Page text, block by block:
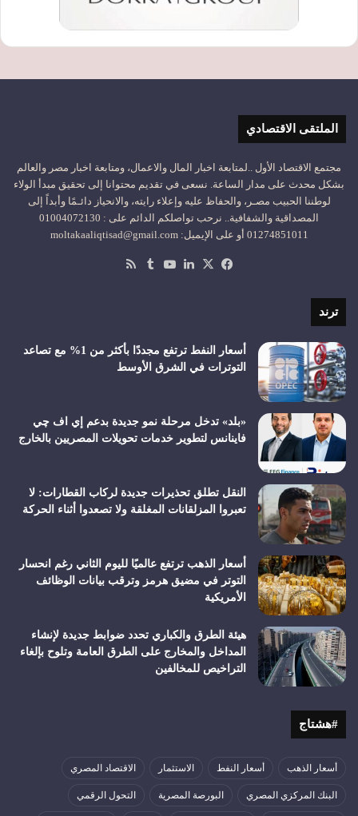
الملتقى الاقتصادي
مجتمع الاقتصاد الأول ..لمتابعة اخبار المال والاعمال، ومتابعة اخبار مصر والعالم
بشكل محدث على مدار الساعة. نسعى في تقديم محتوانا إلى تحقيق مبدأ الولاء
لوطننا الحبيب مصـر، والحفاظ عليه وإعلاء رايته، والانحياز دائـمًا وأبداً إلى
المصداقية والشفافية.. نرحب تواصلكم الدائم على : 01004072130
01274851011 أو على الإيميل: moltakaaliqtisad@gmail.com
فيسبوك
‫X لينكدإن‫YouTube
ترند
أسعار النفط ترتفع مجددًا بأكثر من 1% مع تصاعد
التوترات في الشرق الأوسط
«بلد» تدخل مرحلة نمو جديدة بدعم إي اف چي
فاينانس لتطوير خدمات تحويلات المصريين بالخارج
النقل تطلق تحذيرات جديدة لركاب القطارات: لا
تعبروا المزلقانات المغلقة ولا تصعدوا أثناء الحركة
أسعار الذهب ترتفع عالميًا لليوم الثاني رغم انحسار
التوتر في مضيق هرمز وترقب بيانات الوظائف
الأمريكية
هيئة الطرق والكباري تحدد ضوابط جديدة لإنشاء
المداخل والمخارج على الطرق العامة وتلوح بإلغاء
التراخيص للمخالفين
#هشتاج
أسعار الذهب أسعار النفط الاستثمار الاقتصاد المصري
البنك المركزي المصري البورصة المصرية التحول الرقمي